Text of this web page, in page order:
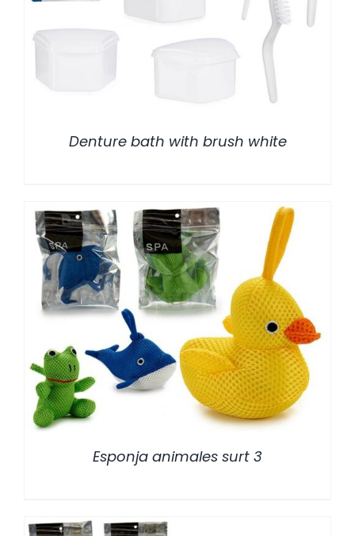
Denture bath with brush white
DETALLES
Esponja animales surt 3